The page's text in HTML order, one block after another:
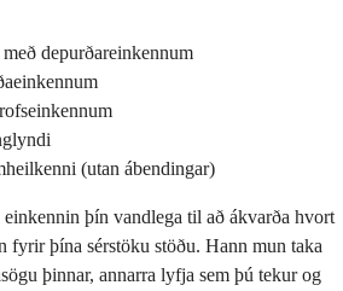
depurðareinkennum
(utan ábendingar)
þín vandlega til að ákvarða hvort
fyrir þína sérstöku stöðu. Hann mun taka
þinnar, annarra lyfja sem þú tekur og